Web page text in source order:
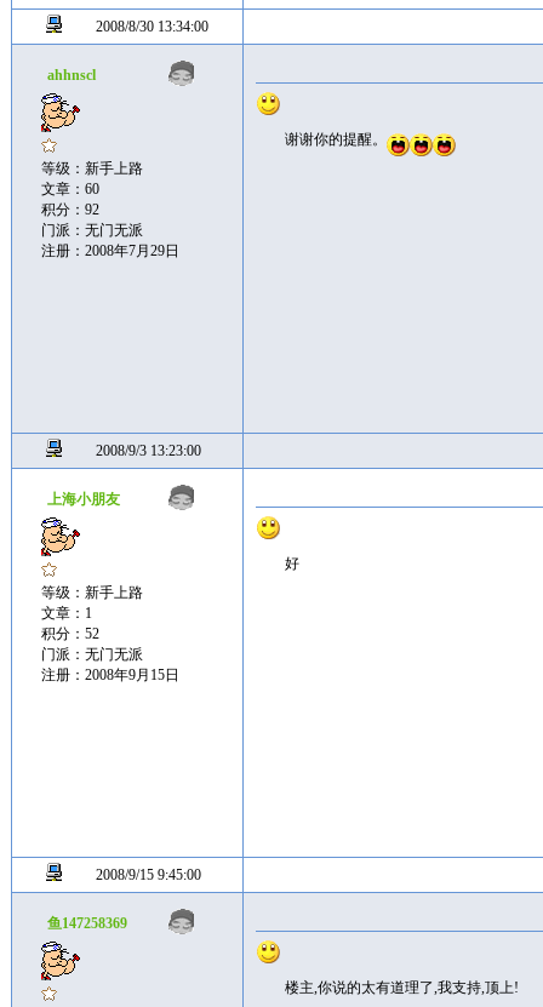
2008/8/30 13:34:00
ahhnscl
等级：新手上路
文章：60
积分：92
门派：无门无派
注册：2008年7月29日
谢谢你的提醒。
2008/9/3 13:23:00
上海小朋友
等级：新手上路
文章：1
积分：52
门派：无门无派
注册：2008年9月15日
好
2008/9/15 9:45:00
鱼147258369
楼主,你说的太有道理了,我支持,顶上!